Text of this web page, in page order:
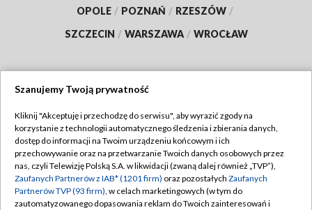
OPOLE / POZNAŃ / RZESZÓW /
SZCZECIN / WARSZAWA / WROCŁAW
TVP
Abonament TVP
Emisja w TVP
Centrum informacji TVP
Regulamin TVP
Polityka prywatności
Moje zgody
Szanujemy Twoją prywatność
Kliknij "Akceptuję i przechodzę do serwisu", aby wyrazić zgody na
korzystanie z technologii automatycznego śledzenia i zbierania danych,
dostęp do informacji na Twoim urządzeniu końcowym i ich
przechowywanie oraz na przetwarzanie Twoich danych osobowych przez
nas, czyli Telewizję Polską S.A. w likwidacji (zwaną dalej również „TVP”),
Zaufanych Partnerów z IAB* (1201 firm) oraz pozostałych Zaufanych
Partnerów TVP (93 firm), w celach marketingowych (w tym do
zautomatyzowanego dopasowania reklam do Twoich zainteresowań i